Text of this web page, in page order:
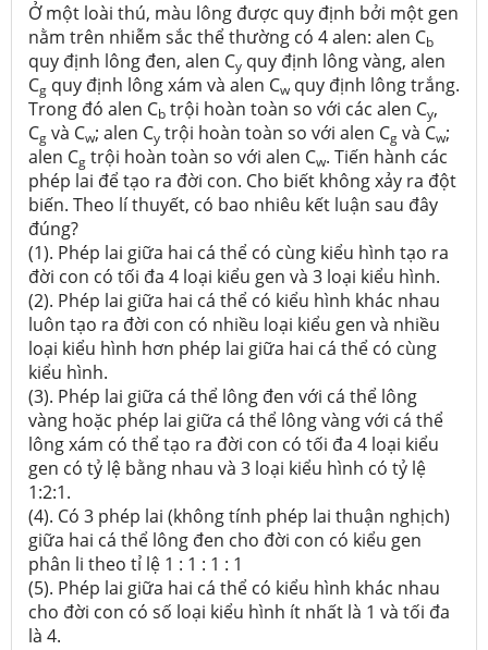
Ở một loài thú, màu lông được quy định bởi một gen
nằm trên nhiễm sắc thể thường có 4 alen: alen Cb
quy định lông đen, alen Cy quy định lông vàng, alen
Cg quy định lông xám và alen Cw quy định lông trắng.
Trong đó alen Cb trội hoàn toàn so với các alen Cy,
Cg và Cw; alen Cy trội hoàn toàn so với alen Cg và Cw;
alen Cg trội hoàn toàn so với alen Cw. Tiến hành các
phép lai để tạo ra đời con. Cho biết không xảy ra đột
biến. Theo lí thuyết, có bao nhiêu kết luận sau đây
đúng?
(1). Phép lai giữa hai cá thể có cùng kiểu hình tạo ra
đời con có tối đa 4 loại kiểu gen và 3 loại kiểu hình.
(2). Phép lai giữa hai cá thể có kiểu hình khác nhau
luôn tạo ra đời con có nhiều loại kiểu gen và nhiều
loại kiểu hình hơn phép lai giữa hai cá thể có cùng
kiểu hình.
(3). Phép lai giữa cá thể lông đen với cá thể lông
vàng hoặc phép lai giữa cá thể lông vàng với cá thể
lông xám có thể tạo ra đời con có tối đa 4 loại kiểu
gen có tỷ lệ bằng nhau và 3 loại kiểu hình có tỷ lệ
1:2:1.
(4). Có 3 phép lai (không tính phép lai thuận nghịch)
giữa hai cá thể lông đen cho đời con có kiểu gen
phân li theo tỉ lệ 1 : 1 : 1 : 1
(5). Phép lai giữa hai cá thể có kiểu hình khác nhau
cho đời con có số loại kiểu hình ít nhất là 1 và tối đa
là 4.